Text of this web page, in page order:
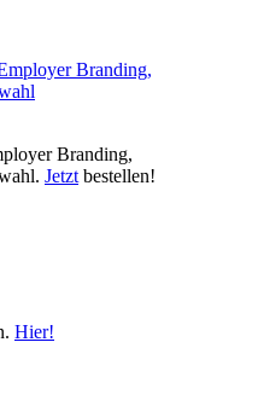
Branding,
Jetzt bestellen!
Hier!